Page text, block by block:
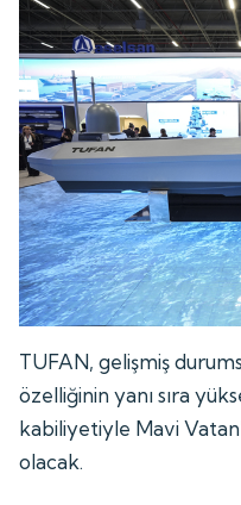
TUFAN, gelişmiş
özelliğinin yanı sıra
kabiliyetiyle Mavi
olacak.